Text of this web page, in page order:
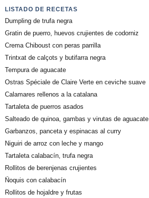
LISTADO DE RECETAS
Dumpling de trufa negra
Gratin de puerro, huevos crujientes de codorniz
Crema Chiboust con peras parrilla
Trintxat de calçots y butifarra negra
Tempura de aguacate
Ostras Spéciale de Claire Verte en ceviche suave
Calamares rellenos a la catalana
Tartaleta de puerros asados
Salteado de quinoa, gambas y virutas de aguacate
Garbanzos, panceta y espinacas al curry
Niguiri de arroz con leche y mango
Tartaleta calabacín, trufa negra
Rollitos de berenjenas crujientes
Ñoquis con calabacín
Rollitos de hojaldre y frutas